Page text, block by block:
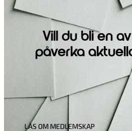
Vill du bli en
påverka
LÄS OM MEDLEMSKAP